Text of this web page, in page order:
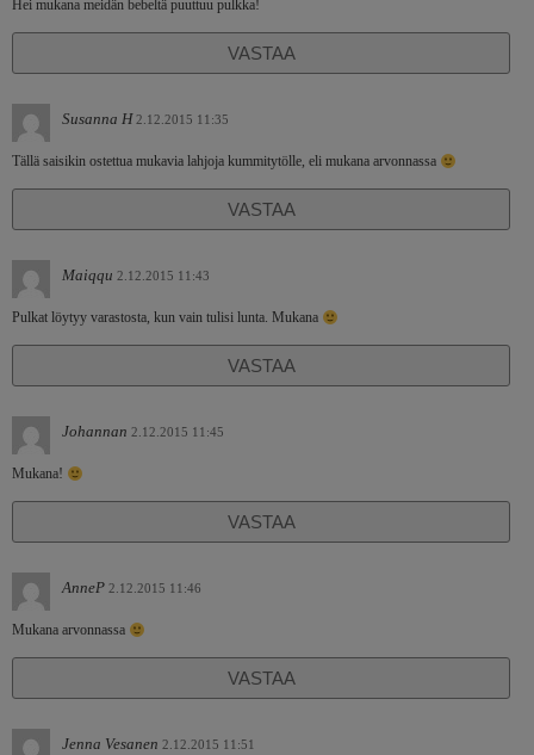
Hei mukana meidän bebeltä puuttuu pulkka!
VASTAA
Susanna H 2.12.2015 11:35
Tällä saisikin ostettua mukavia lahjoja kummitytölle, eli mukana arvonnassa
VASTAA
Maiqqu 2.12.2015 11:43
Pulkat löytyy varastosta, kun vain tulisi lunta. Mukana
VASTAA
Johannan 2.12.2015 11:45
Mukana!
VASTAA
AnneP 2.12.2015 11:46
Mukana arvonnassa
VASTAA
Jenna Vesanen 2.12.2015 11:51